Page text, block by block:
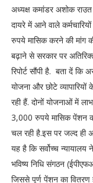
अध्यक्ष कमांडर अशोक
दायरे में आने वाले
रुपये मासिक करने की मांग
बढ़ाने से सरकार पर
रिपोर्ट सौंपी है. बता दें कि
योजना और छोटे व्यापारियों
रही हैं. दोनों योजनाओं में
3,000 रुपये मासिक पेंशन
चल रही है.इस पर जल्‍द
यह है कि सर्वोच्च
भविष्य निधि संगठन
जिससे पूर्ण पेंशन का वितरण